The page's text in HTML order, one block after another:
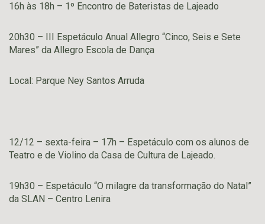
16h às 18h – 1º Encontro de Bateristas de Lajeado
20h30 – III Espetáculo Anual Allegro “Cinco, Seis e Sete
Mares” da Allegro Escola de Dança
Local: Parque Ney Santos Arruda
12/12 – sexta-feira – 17h – Espetáculo com os alunos de
Teatro e de Violino da Casa de Cultura de Lajeado.
19h30 – Espetáculo “O milagre da transformação do Natal”
da SLAN – Centro Lenira